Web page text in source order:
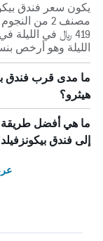
يكون سعر فندق
مصنف 2 من
الليلة وهو أرخص بنسبة 26% وسطياً
ما مدى قرب فندق
هيثرو؟
ما هي أفضل طريقة
إلى فندق